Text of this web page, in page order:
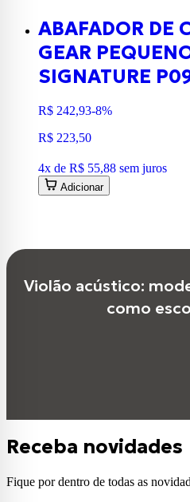
ABAFADOR DE
GEAR
SIGNATURE
R$ 242,93-8%
R$ 223,50
4x de R$ 55,88 sem juros
Adicionar
Violão acústico:
como
Receba novidades
Fique por dentro de todas as